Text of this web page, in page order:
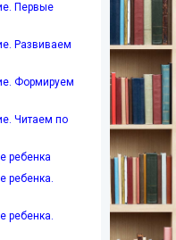
Первые
Развиваем
Формируем
Читаем по
ребенка
ребенка.
ребенка.